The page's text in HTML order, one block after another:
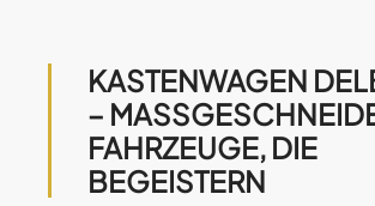
KASTENWAGEN
–
AHRZEUGE, DIE B
EGEISTERN